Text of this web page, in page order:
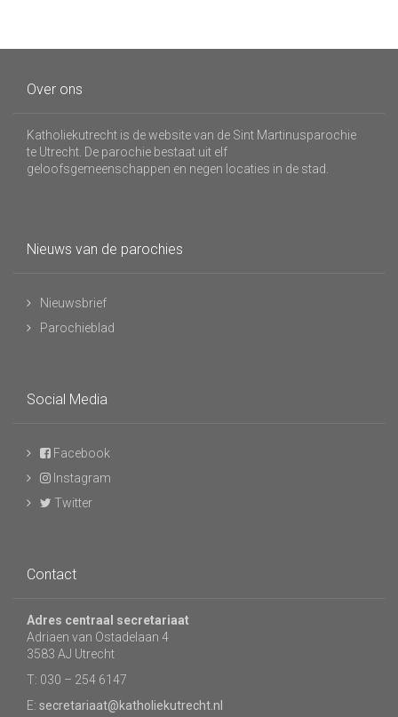
Over ons
Katholiekutrecht is de website van de Sint Martinusparochie
te Utrecht. De parochie bestaat uit elf
geloofsgemeenschappen en negen locaties in de stad.
Nieuws van de parochies
Nieuwsbrief
Parochieblad
Social Media
Facebook
Instagram
Twitter
Contact
Adres centraal secretariaat
Adriaen van Ostadelaan 4
3583 AJ Utrecht
T: 030 – 254 6147
E: secretariaat@katholiekutrecht.nl